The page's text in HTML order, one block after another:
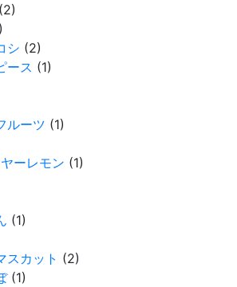
(2)
シ (2)
ース (1)
ルーツ (1)
ーレモン (1)
(1)
スカット (2)
(1)